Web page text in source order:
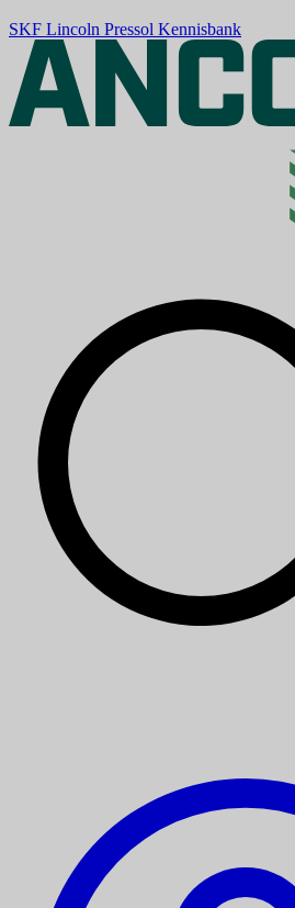
SKF Lincoln Pressol Kennisbank